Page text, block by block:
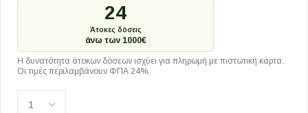
24
Άτοκες δόσεις
άνω των 1000€
Η δυνατότητα άτοκων δόσεων ισχύει για πληρωμή με πιστωτική κάρτα.
Οι τιμές περιλαμβάνουν ΦΠΑ 24%.